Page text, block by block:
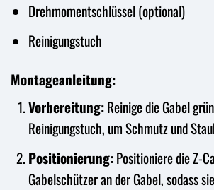
Drehmomentschlüssel (optional)
Reinigungstuch
Montageanleitung:
Vorbereitung:Reinige die Gabel
Reinigungstuch, um Schmutz und
Positionierung:Positioniere die Z-
Gabelschützer an der Gabel, sodass